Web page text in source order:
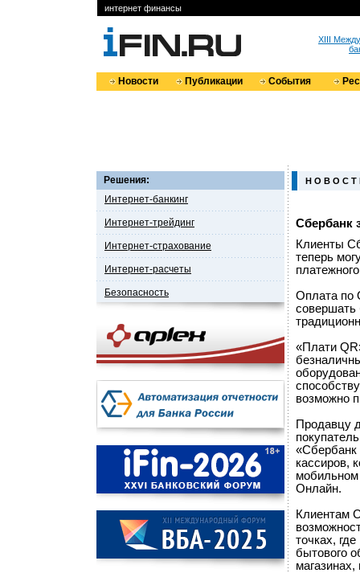
интернет финансы
XIII
Новости Публикации События
Решения:
Интернет-банкинг
Интернет-трейдинг
Интернет-страхование
Интернет-расчеты
Безопасность
Н О В О С Т
Сбербанк
Клиенты
теперь
Оплата по
совершать
«Плати
возможно
Продавцу
«Сбербанк
кассиров,
Онлайн.
Клиентам
точках,
бытового